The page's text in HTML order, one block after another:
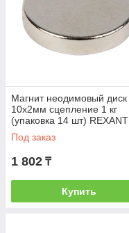
Магнит неодимовый диск
10х2мм сцепление 1 кг
(упаковка 14 шт) REXANT
(REXANT) (72-3112)
Под заказ
1 802 ₸
Купить